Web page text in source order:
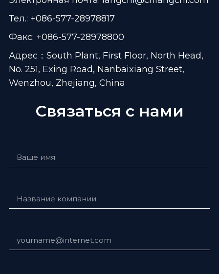
Тел.: +086-577-28978817
Факс: +086-577-28978800
Адрес：South Plant, First Floor, North Head,
No. 251, Exing Road, Nanbaixiang Street,
Wenzhou, Zhejiang, China
Связаться с нами